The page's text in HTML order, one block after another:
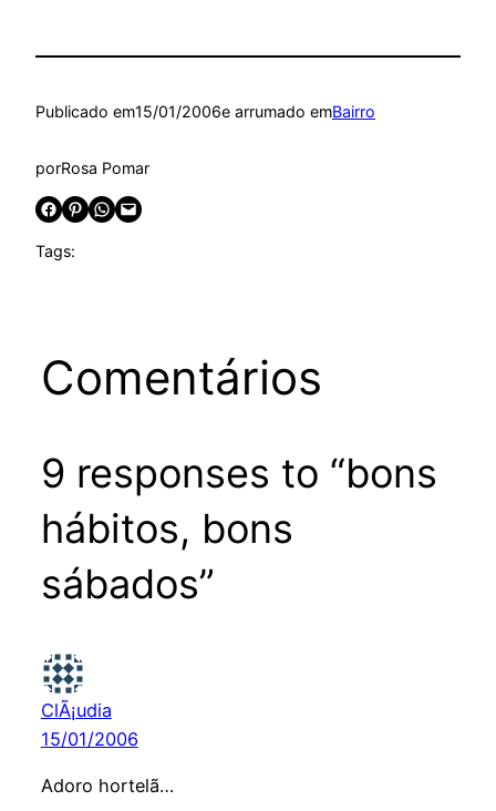
Publicado em15/01/2006e arrumado emBairro
porRosa Pomar
Share on Facebook Share on Pinterest Share on WhatsApp Email this Page
Tags:
Comentários
9 responses to “bons
hábitos, bons
sábados”
ClÃ¡udia
15/01/2006
Adoro hortelã…